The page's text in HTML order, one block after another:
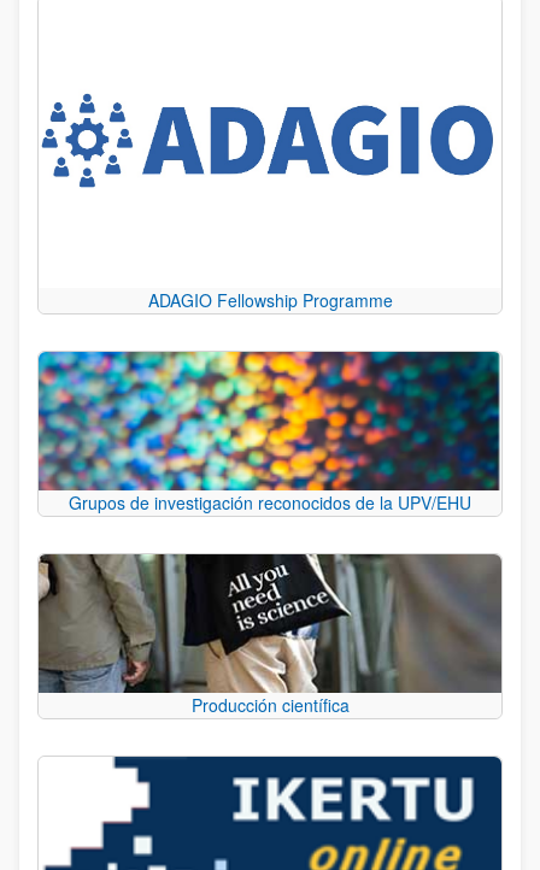
ADAGIO Fellowship Programme
Grupos de investigación reconocidos de la UPV/EHU
Producción científica